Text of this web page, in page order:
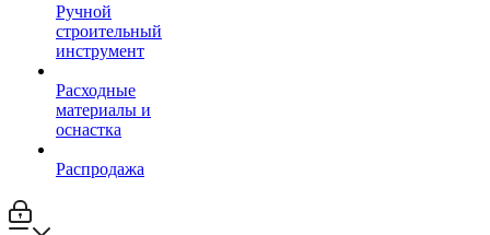
Ручной
строительный
инструмент
Расходные
материалы и
оснастка
Распродажа